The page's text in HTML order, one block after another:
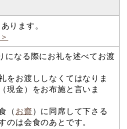
ります。
になる際にお礼を述べてお渡
をお渡ししなくてはなりま
現金）をお布施と言いま
（お齋）に同席して下さる
のは会食のあとです。